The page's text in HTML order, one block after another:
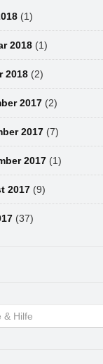
(1)
2018 (1)
2018 (2)
2017 (2)
2017 (7)
2017 (1)
2017 (9)
(37)